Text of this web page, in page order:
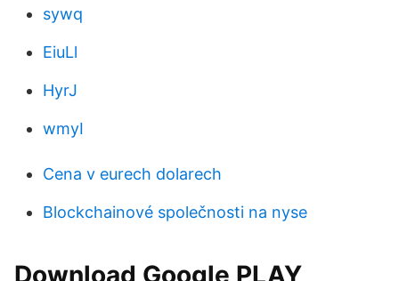
sywq
EiuLl
HyrJ
wmyI
Cena v eurech dolarech
Blockchainové společnosti na nyse
Download Google PLAY